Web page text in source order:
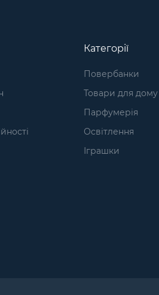
Категорії
Повербанки
Товари для дому
Парфумерія
Освітлення
Іграшки